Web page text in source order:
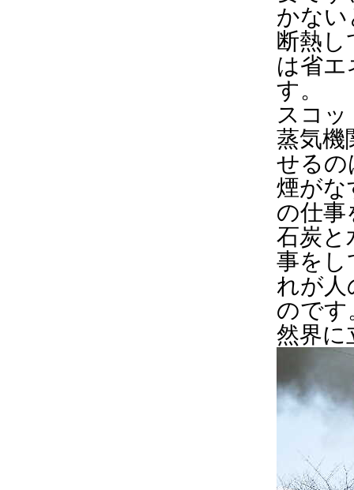
かない
断熱
は省エ
す。
スコ
蒸気機
せるの
煙がな
の仕事
石炭と
事をし
れが人
のです
然界に